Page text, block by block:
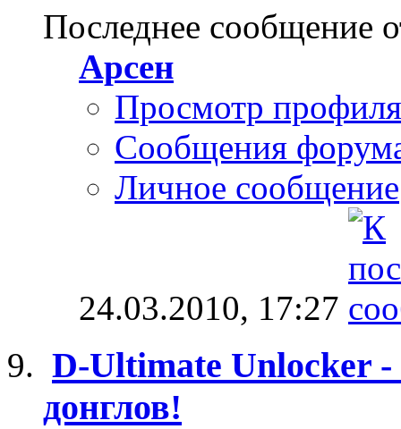
Последнее сообщение
Арсен
Просмотр профиля
Сообщения
Личное сообщение
24.03.2010, 17:27
D-Ultimate Unlocker -
донглов!